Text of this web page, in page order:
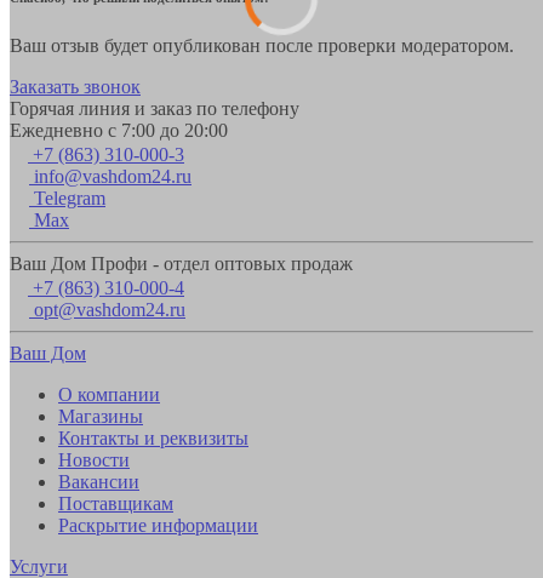
Ваш отзыв будет опубликован после проверки модератором.
Заказать звонок
Горячая линия и заказ по телефону
Ежедневно с 7:00 до 20:00
+7 (863) 310-000-3
info@vashdom24.ru
Telegram
Max
Ваш Дом Профи - отдел оптовых продаж
+7 (863) 310-000-4
opt@vashdom24.ru
Ваш Дом
О компании
Магазины
Контакты и реквизиты
Новости
Вакансии
Поставщикам
Раскрытие информации
Услуги